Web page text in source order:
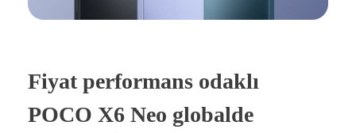
Fiyat performans odaklı
POCO X6 Neo globalde